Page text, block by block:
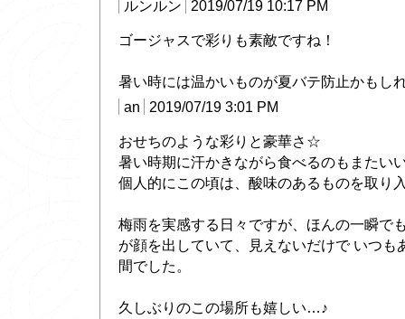
ルンルン
2019/07/19 10:17 PM
ゴージャスで彩りも素敵ですね！
暑い時には温かいものが夏バテ防止かもし
an
2019/07/19 3:01 PM
おせちのような彩りと豪華さ☆
暑い時期に汗かきながら食べるのもまたい
個人的にこの頃は、酸味のあるものを取り
梅雨を実感する日々ですが、ほんの一瞬で
が顔を出していて、見えないだけで いつも
間でした。
久しぶりのこの場所も嬉しい…♪